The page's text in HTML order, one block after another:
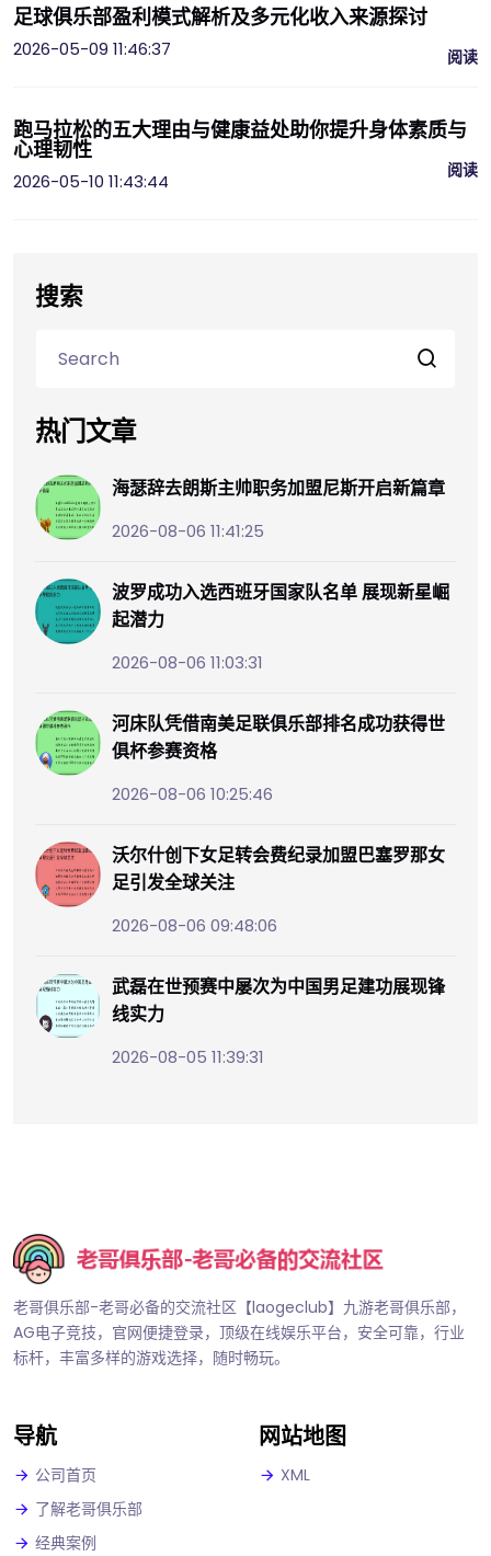
足球俱乐部盈利模式解析及多元化收入来源探讨
2026-05-09 11:46:37
阅读
跑马拉松的五大理由与健康益处助你提升身体素质与
心理韧性
2026-05-10 11:43:44
阅读
搜索
热门文章
海瑟辞去朗斯主帅职务加盟尼斯开启新篇章
2026-08-06 11:41:25
波罗成功入选西班牙国家队名单 展现新星崛
起潜力
2026-08-06 11:03:31
河床队凭借南美足联俱乐部排名成功获得世
俱杯参赛资格
2026-08-06 10:25:46
沃尔什创下女足转会费纪录加盟巴塞罗那女
足引发全球关注
2026-08-06 09:48:06
武磊在世预赛中屡次为中国男足建功展现锋
线实力
2026-08-05 11:39:31
老哥俱乐部-老哥必备的交流社区【laogeclub】九游老哥俱乐部，
AG电子竞技，官网便捷登录，顶级在线娱乐平台，安全可靠，行业
标杆，丰富多样的游戏选择，随时畅玩。
导航
公司首页
了解老哥俱乐部
经典案例
网站地图
XML